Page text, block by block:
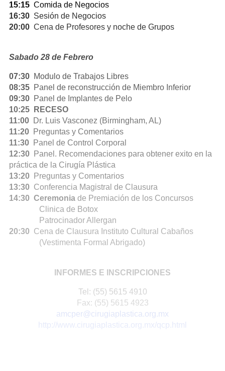
15:15 Comida de Negocios
16:30 Sesión de Negocios
20:00 Cena de Profesores y noche de Grupos
Sabado 28 de Febrero
07:30 Modulo de Trabajos Libres
08:35 Panel de reconstrucción de Miembro Inferior
09:30 Panel de Implantes de Pelo
10:25 RECESO
11:00 Dr. Luis Vasconez (Birmingham, AL)
11:20 Preguntas y Comentarios
11:30 Panel de Control Corporal
12:30 Panel. Recomendaciones para obtener exito en la
práctica de la Cirugía Plástica
13:20 Preguntas y Comentarios
13:30 Conferencia Magistral de Clausura
14:30 Ceremonia de Premiación de los Concursos
Clinica de Botox
Patrocinador Allergan
20:30 Cena de Clausura Instituto Cultural Cabaños
(Vestimenta Formal Abrigado)
INFORMES E INSCRIPCIONES
Tel: (55) 5615 4910
Fax: (55) 5615 4923
amcper@cirugiaplastica.org.mx
http://www.cirugiaplastica.org.mx/qcp.html